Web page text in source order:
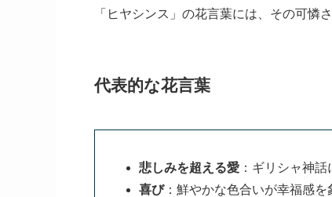
「ヒヤシンス」の花言葉には、その可憐
代表的な花言葉
悲しみを超える愛 ：ギリシャ神話
喜び：鮮やかな色合いが幸福感を